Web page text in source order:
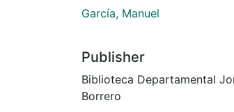
García, Manuel
Publisher
Biblioteca Departamental
Borrero